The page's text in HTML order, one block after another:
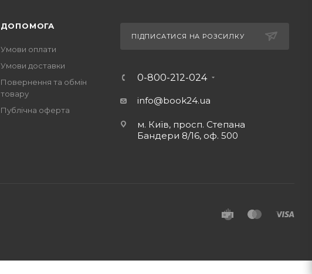
ДОПОМОГА
Умови оплати
Умови доставки
Повернення та обмін
товару
Публічна оферта
ПІДПИСАТИСЯ НА РОЗСИЛКУ
0-800-212-024
info@book24.ua
м. Київ, просп. Степана
Бандери 8/16, оф. 500